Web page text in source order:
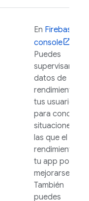
En Firebase
console
Puedes
supervisar los
datos de
rendimiento de
tus usuarios
para conocer
situaciones en
las que el
rendimiento de
tu app podría
mejorarse.
También
puedes